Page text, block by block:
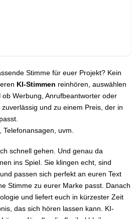
Stimme für euer Projekt? Kein
KI-Stimmen reinhören, auswählen
Werbung, Anrufbeantworter oder
und zu einem Preis, der in
uvm.
schnell gehen. Und genau da
ins Spiel. Sie klingen echt, sind
passen sich perfekt an euren Text
Stimme zu eurer Marke passt. Danach
und liefert euch in kürzester Zeit
das sich hören lassen kann. KI-